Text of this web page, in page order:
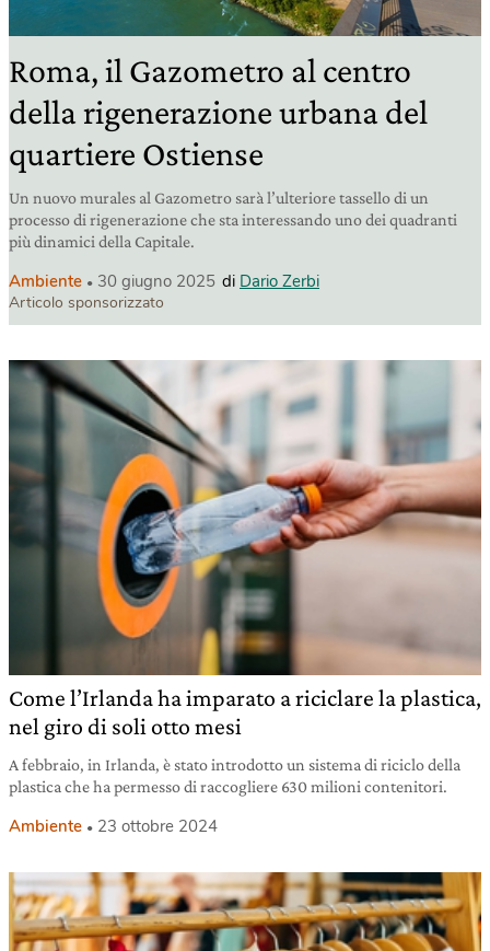
Roma, il Gazometro al centro
della rigenerazione urbana del
quartiere Ostiense
Un nuovo murales al Gazometro sarà l’ulteriore tassello di un
processo di rigenerazione che sta interessando uno dei quadranti
più dinamici della Capitale.
Ambiente 30 giugno 2025 di Dario Zerbi
Articolo sponsorizzato
Come l’Irlanda ha imparato a riciclare la plastica,
nel giro di soli otto mesi
A febbraio, in Irlanda, è stato introdotto un sistema di riciclo della
plastica che ha permesso di raccogliere 630 milioni contenitori.
Ambiente 23 ottobre 2024